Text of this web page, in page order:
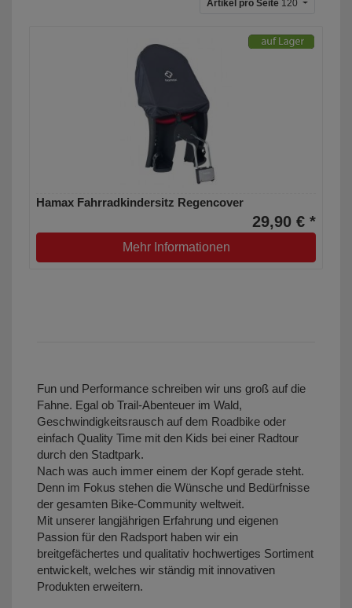
Artikel pro Seite 120
Hamax Fahrradkindersitz Regencover
29,90 € *
Mehr Informationen
Fun und Performance schreiben wir uns groß auf die
Fahne. Egal ob Trail-Abenteuer im Wald,
Geschwindigkeitsrausch auf dem Roadbike oder
einfach Quality Time mit den Kids bei einer Radtour
durch den Stadtpark.
Nach was auch immer einem der Kopf gerade steht.
Denn im Fokus stehen die Wünsche und Bedürfnisse
der gesamten Bike-Community weltweit.
Mit unserer langjährigen Erfahrung und eigenen
Passion für den Radsport haben wir ein
breitgefächertes und qualitativ hochwertiges Sortiment
entwickelt, welches wir ständig mit innovativen
Produkten erweitern.